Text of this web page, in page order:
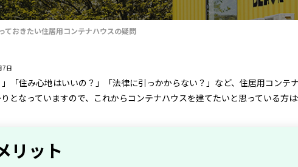
ておきたい住居用コンテナハウスの疑問
7日
」「住み心地はいいの？」「法律に引っかからない？」など、住居用コンテ
となっていますので、これからコンテナハウスを建てたいと思っている方
リット